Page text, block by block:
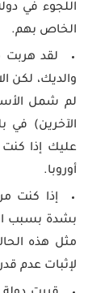
اللجوء في
الخاص بهم.
لقد هربت
والديك، لكن
لم شمل
الآخرين) في
عليك إذا
أوروبا.
إذا كنت
بشدة بسبب
مثل هذه
لإثبات عدم